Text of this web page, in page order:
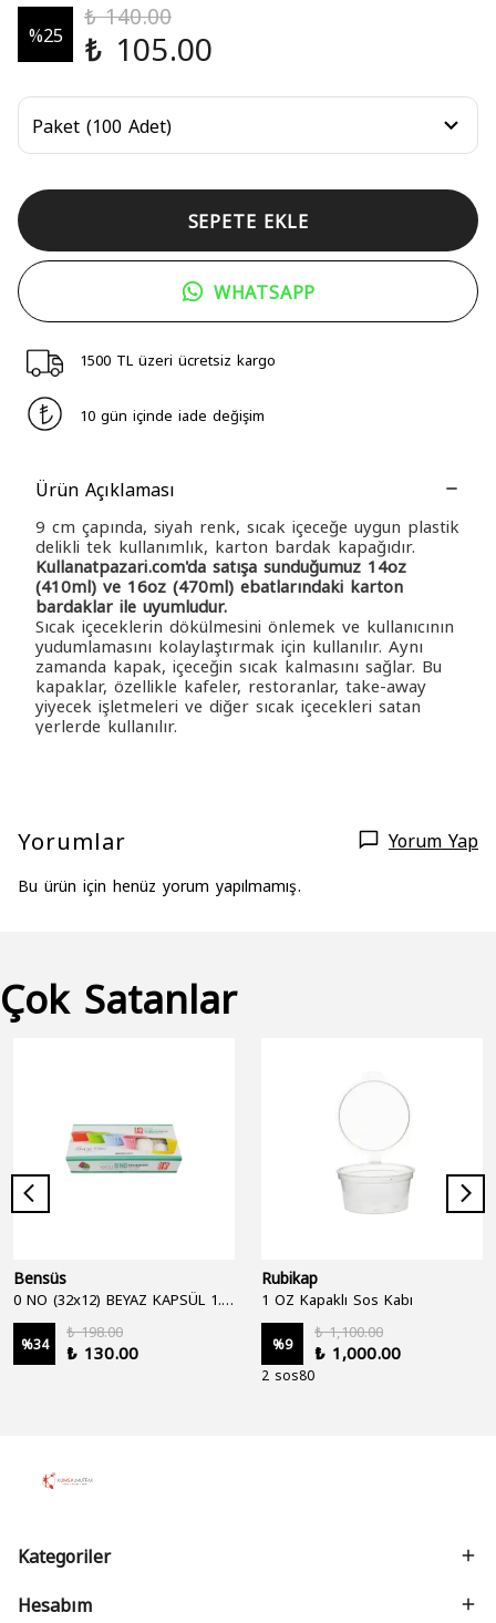
%25
₺ 140.00
₺ 105.00
SEPETE EKLE
WHATSAPP
1500 TL üzeri ücretsiz kargo
10 gün içinde iade değişim
Ürün Açıklaması
9 cm çapında, siyah renk, sıcak içeceğe uygun plastik
delikli tek kullanımlık, karton bardak kapağıdır.
Kullanatpazari.com'da satışa sunduğumuz 14oz
(410ml) ve 16oz (470ml) ebatlarındaki karton
bardaklar ile uyumludur.
Sıcak içeceklerin dökülmesini önlemek ve kullanıcının
yudumlamasını kolaylaştırmak için kullanılır. Aynı
zamanda kapak, içeceğin sıcak kalmasını sağlar. Bu
kapaklar, özellikle kafeler, restoranlar, take-away
yiyecek işletmeleri ve diğer sıcak içecekleri satan
yerlerde kullanılır.
Yorumlar Yorum Yap
Bu ürün için henüz yorum yapılmamış.
Çok Satanlar
Bensüs
%34
₺ 198.00
₺ 130.00
Rubikap
1 OZ Kapaklı Sos Kabı
%9
₺ 1,100.00
₺ 1,000.00
2 sos80
Kategoriler
Hesabım